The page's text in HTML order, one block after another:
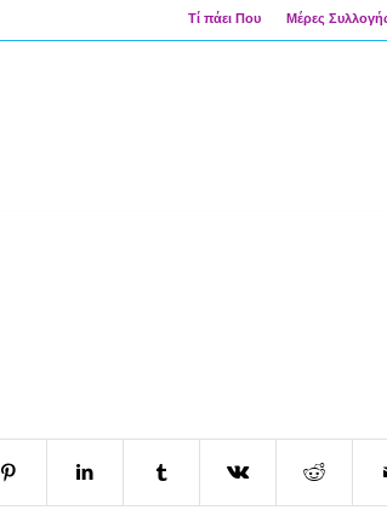
Τί πάει Που Μέρες